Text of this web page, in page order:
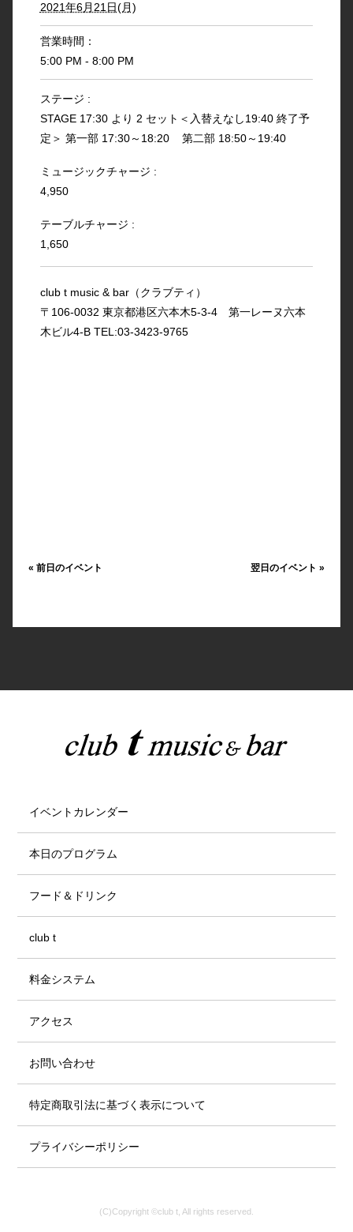
2021年6月21日(月)
営業時間：
5:00 PM - 8:00 PM
ステージ :
STAGE 17:30 より 2 セット＜入替えなし19:40 終了予
定＞ 第一部 17:30～18:20 第二部 18:50～19:40
ミュージックチャージ :
4,950
テーブルチャージ :
1,650
club t music & bar（クラブティ）
〒106-0032 東京都港区六本木5-3-4 第一レーヌ六本
木ビル4-B TEL:03-3423-9765
« 前日のイベント 翌日のイベント»
イベントカレンダー
本日のプログラム
フード＆ドリンク
club t
料金システム
アクセス
お問い合わせ
特定商取引法に基づく表示について
プライバシーポリシー
(C)Copyright ©club t, All rights reserved.